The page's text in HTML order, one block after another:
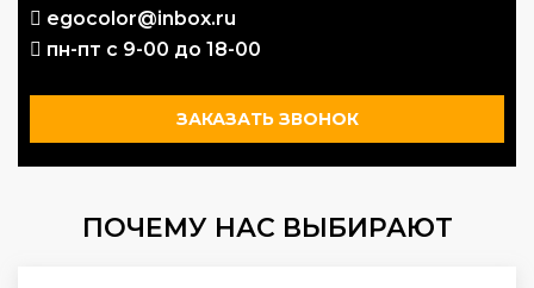
egocolor@inbox.ru
пн-пт с 9-00 до 18-00
ЗАКАЗАТЬ ЗВОНОК
ПОЧЕМУ НАС ВЫБИРАЮТ